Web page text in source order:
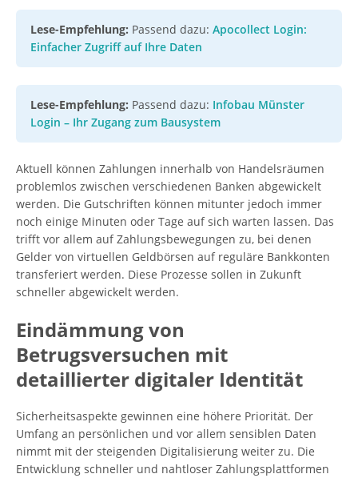
Lese-Empfehlung: Passend dazu: Apocollect Login:
Einfacher Zugriff auf Ihre Daten
Lese-Empfehlung: Passend dazu: Infobau Münster
Login – Ihr Zugang zum Bausystem
Aktuell können Zahlungen innerhalb von Handelsräumen
problemlos zwischen verschiedenen Banken abgewickelt
werden. Die Gutschriften können mitunter jedoch immer
noch einige Minuten oder Tage auf sich warten lassen. Das
trifft vor allem auf Zahlungsbewegungen zu, bei denen
Gelder von virtuellen Geldbörsen auf reguläre Bankkonten
transferiert werden. Diese Prozesse sollen in Zukunft
schneller abgewickelt werden.
Eindämmung von
Betrugsversuchen mit
detaillierter digitaler Identität
Sicherheitsaspekte gewinnen eine höhere Priorität. Der
Umfang an persönlichen und vor allem sensiblen Daten
nimmt mit der steigenden Digitalisierung weiter zu. Die
Entwicklung schneller und nahtloser Zahlungsplattformen